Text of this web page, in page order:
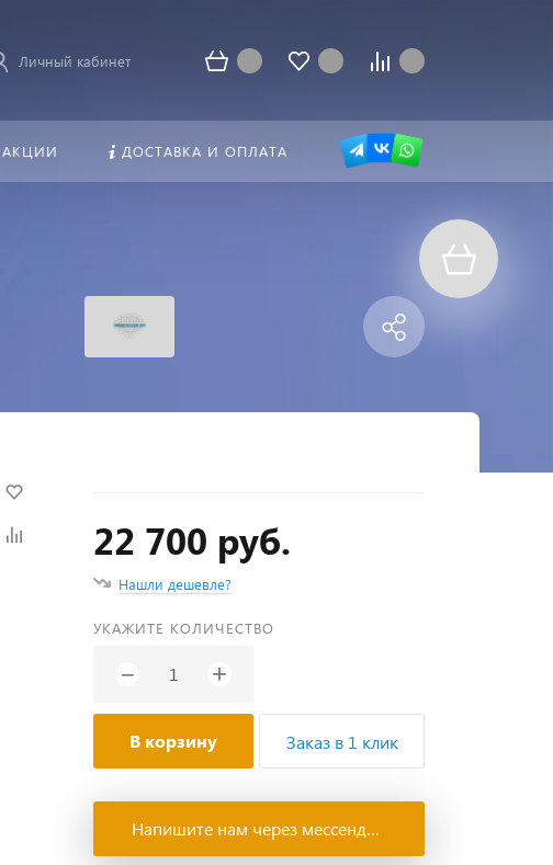
Личный кабинет
АКЦИИ ДОСТАВКА И ОПЛАТА
22 700 руб.
Нашли дешевле?
УКАЖИТЕ КОЛИЧЕСТВО
− +
В корзину Заказ в 1 клик
Напишите нам через мессенджеры